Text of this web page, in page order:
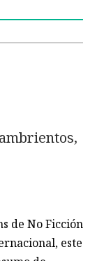
de No Ficción
este